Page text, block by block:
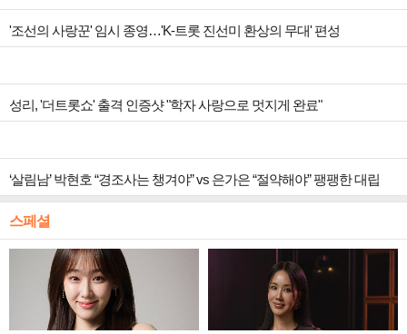
'조선의 사랑꾼' 임시 종영…'K-트롯 진선미 환상의 무대' 편성
성리, '더트롯쇼' 출격 인증샷 "학자 사랑으로 멋지게 완료"
‘살림남’ 박현호 “경조사는 챙겨야” vs 은가은 “절약해야” 팽팽한 대립
스페셜